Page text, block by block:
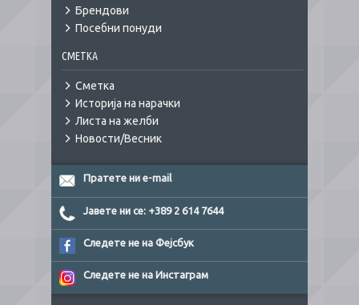
Брендови
Посебни понуди
СМЕТКА
Сметка
Историја на нарачки
Листа на желби
Новости/Весник
Пратете ни e-mail
Јавете ни се: +389 2 614 7644
Следете не на Фејсбук
Следете не на Инстаграм